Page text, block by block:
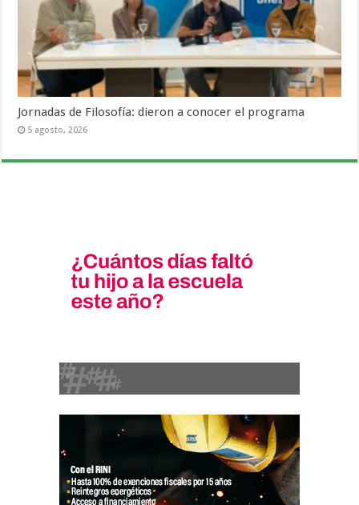
Jornadas de Filosofía: dieron a conocer el programa
5 agosto, 2026